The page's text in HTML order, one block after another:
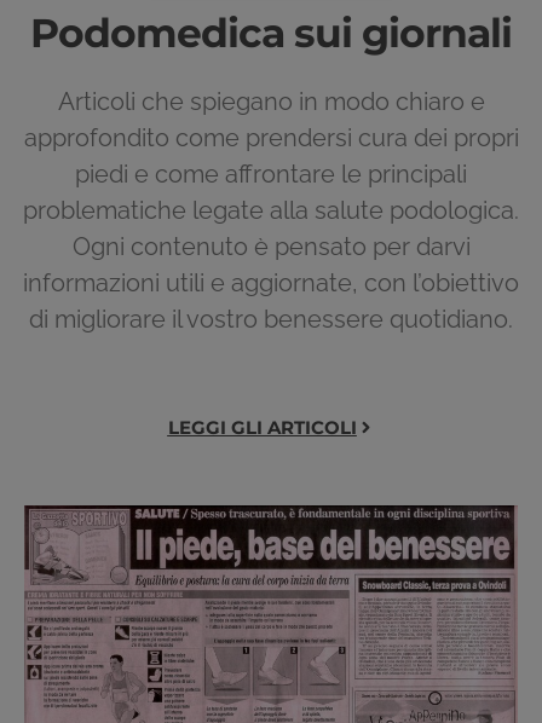
Podomedica sui giornali
Articoli che spiegano in modo chiaro e
approfondito come prendersi cura dei propri
piedi e come affrontare le principali
problematiche legate alla salute podologica.
Ogni contenuto è pensato per darvi
informazioni utili e aggiornate, con l’obiettivo
di migliorare il vostro benessere quotidiano.
LEGGI GLI ARTICOLI